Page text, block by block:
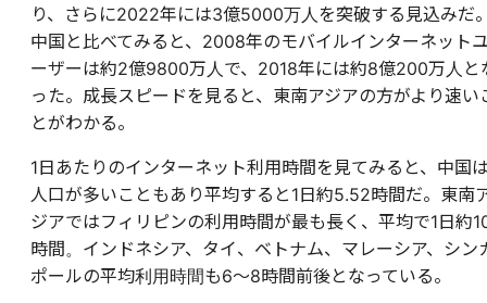
り、さらに2022年には3億5000万人を突破する見込みだ
中国と比べてみると、2008年のモバイルインターネット
ーザーは約2億9800万人で、2018年には約8億200万人と
った。成長スピードを見ると、東南アジアの方がより速い
とがわかる。
1日あたりのインターネット利用時間を見てみると、中国
人口が多いこともあり平均すると1日約5.52時間だ。東南
ジアではフィリピンの利用時間が最も長く、平均で1日約
時間。インドネシア、タイ、ベトナム、マレーシア、シン
ポールの平均利用時間も6～8時間前後となっている。